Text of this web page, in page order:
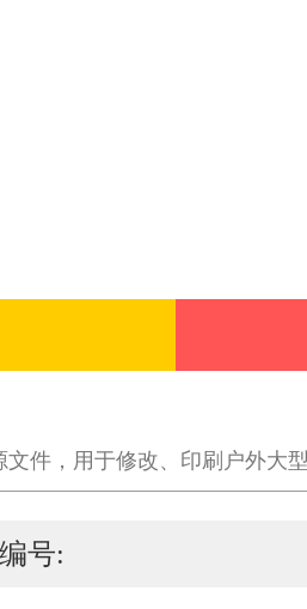
文件，用于修改、印刷户外大
号: